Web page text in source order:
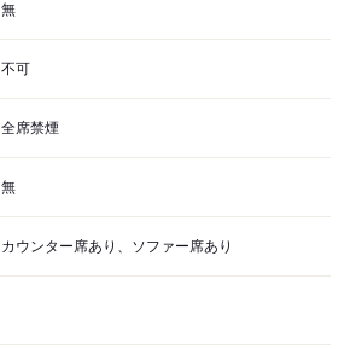
無
不可
全席禁煙
無
カウンター席あり、ソファー席あり